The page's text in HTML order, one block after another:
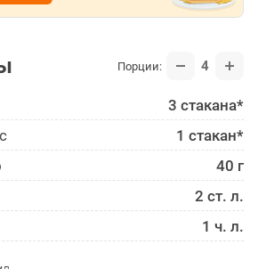
Порции: 4
3 стакана*
1 стакан*
40 г
2 ст. л.
1 ч. л.